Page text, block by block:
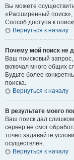
Вы можете
«Расширенный поиск»,
Способ доступа к
Вернуться к началу
Почему мой поиск не
Ваш поисковый
включал много общих
Будьте более
поиска.
Вернуться к началу
В результате моего
Ваш поиск дал
сервер не смог
точно задавайте
осуществлён.
Вернуться к началу